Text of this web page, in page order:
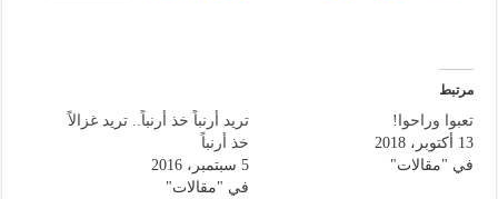
مرتبط
تعبوا وراحوا!
13 أكتوبر، 2018
في "مقالات"
تريد أرنباً خذ أرنباً.. تريد غزالاً
خذ أرنباً
5 سبتمبر، 2016
في "مقالات"